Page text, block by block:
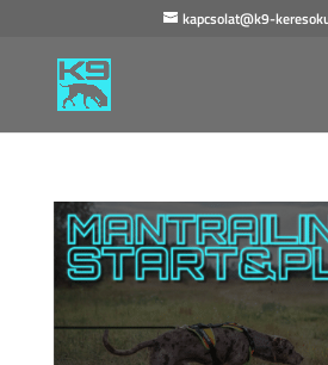
kapcsolat@k9-